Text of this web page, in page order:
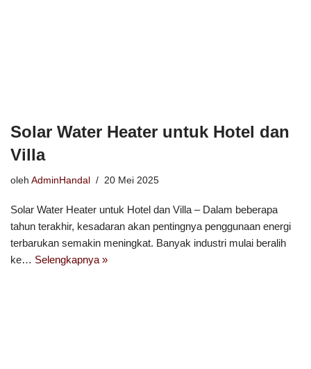
Solar Water Heater untuk Hotel dan
Villa
oleh AdminHandal 20 Mei 2025
Solar Water Heater untuk Hotel dan Villa – Dalam beberapa
tahun terakhir, kesadaran akan pentingnya penggunaan energi
terbarukan semakin meningkat. Banyak industri mulai beralih
ke… Selengkapnya »